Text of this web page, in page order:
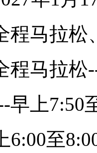
程马拉
程马拉松
早上7:50
6:00至